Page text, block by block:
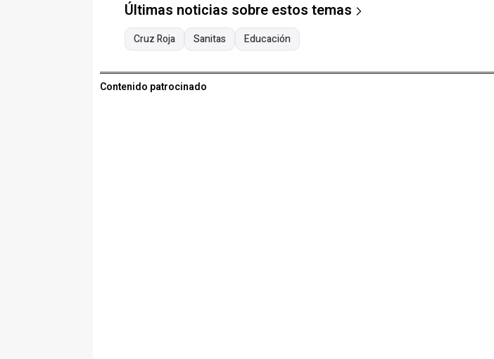
Últimas noticias sobre estos temas
Cruz Roja Sanitas Educación
Contenido patrocinado